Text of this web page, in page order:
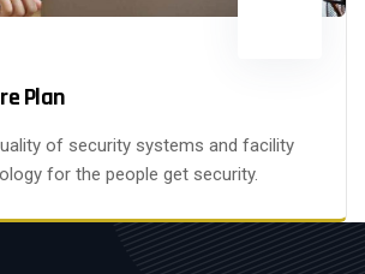
Plan
of security systems and facility
for the people get security.